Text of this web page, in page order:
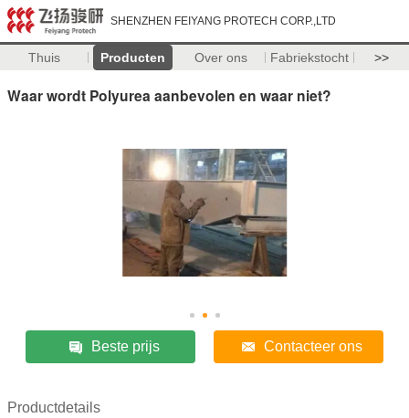
SHENZHEN FEIYANG PROTECH CORP.,LTD
Thuis Producten Over ons Fabriekstocht >>
Waar wordt Polyurea aanbevolen en waar niet?
Beste prijs Contacteer ons
Productdetails